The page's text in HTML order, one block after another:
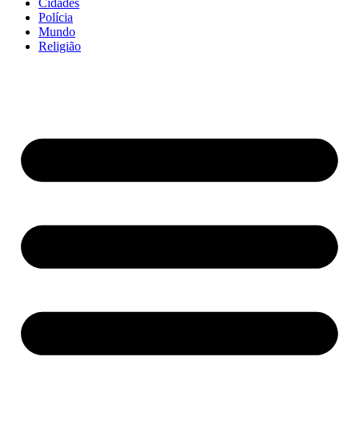
Polícia
Mundo
Religião